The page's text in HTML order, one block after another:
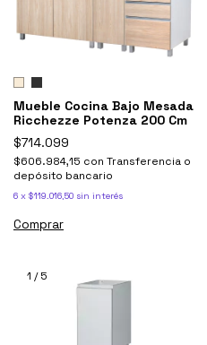
Mueble Cocina Bajo Mesada
Ricchezze Potenza 200 Cm
$714.099
$606.984,15 con Transferencia o
depósito bancario
6 x $119.016,50 sin interés
Comprar
1 /5